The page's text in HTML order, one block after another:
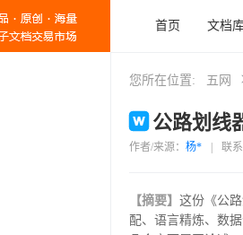
首页 文档
您所在位置: 五网
公路划线
作者/来源： 杨* 联
【摘要】 这份《公
配、语言精炼、数